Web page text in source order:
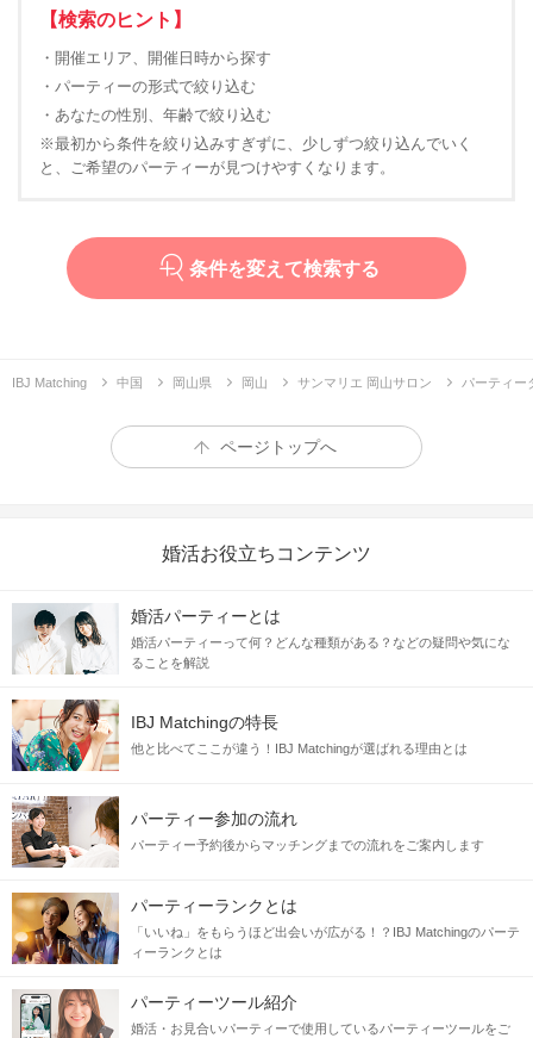
【検索のヒント】
・開催エリア、開催日時から探す
・パーティーの形式で絞り込む
・あなたの性別、年齢で絞り込む
※最初から条件を絞り込みすぎずに、少しずつ絞り込んでいく
と、ご希望のパーティーが見つけやすくなります。
条件を変えて検索する
IBJ Matching 中国 岡山県 岡山 サンマリエ 岡山サロン パーティー
ページトップへ
婚活お役立ちコンテンツ
婚活パーティーとは
婚活パーティーって何？どんな種類がある？などの疑問や気にな
ることを解説
IBJ Matchingの特長
他と比べてここが違う！IBJ Matchingが選ばれる理由とは
パーティー参加の流れ
パーティー予約後からマッチングまでの流れをご案内します
パーティーランクとは
「いいね」をもらうほど出会いが広がる！？IBJ Matchingのパーテ
ィーランクとは
パーティーツール紹介
婚活・お見合いパーティーで使用しているパーティーツールをご